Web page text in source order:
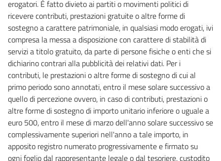
erogatori. È fatto divieto ai partiti o movimenti politici di
ricevere contributi, prestazioni gratuite o altre forme di
sostegno a carattere patrimoniale, in qualsiasi modo erogati, ivi
compresa la messa a disposizione con carattere di stabilità di
servizi a titolo gratuito, da parte di persone fisiche o enti che si
dichiarino contrari alla pubblicità dei relativi dati. Per i
contributi, le prestazioni o altre forme di sostegno di cui al
primo periodo sono annotati, entro il mese solare successivo a
quello di percezione ovvero, in caso di contributi, prestazioni o
altre forme di sostegno di importo unitario inferiore o uguale a
euro 500, entro il mese di marzo dell'anno solare successivo se
complessivamente superiori nell'anno a tale importo, in
apposito registro numerato progressivamente e firmato su
ogni foglio dal rappresentante legale o dal tesoriere, custodito